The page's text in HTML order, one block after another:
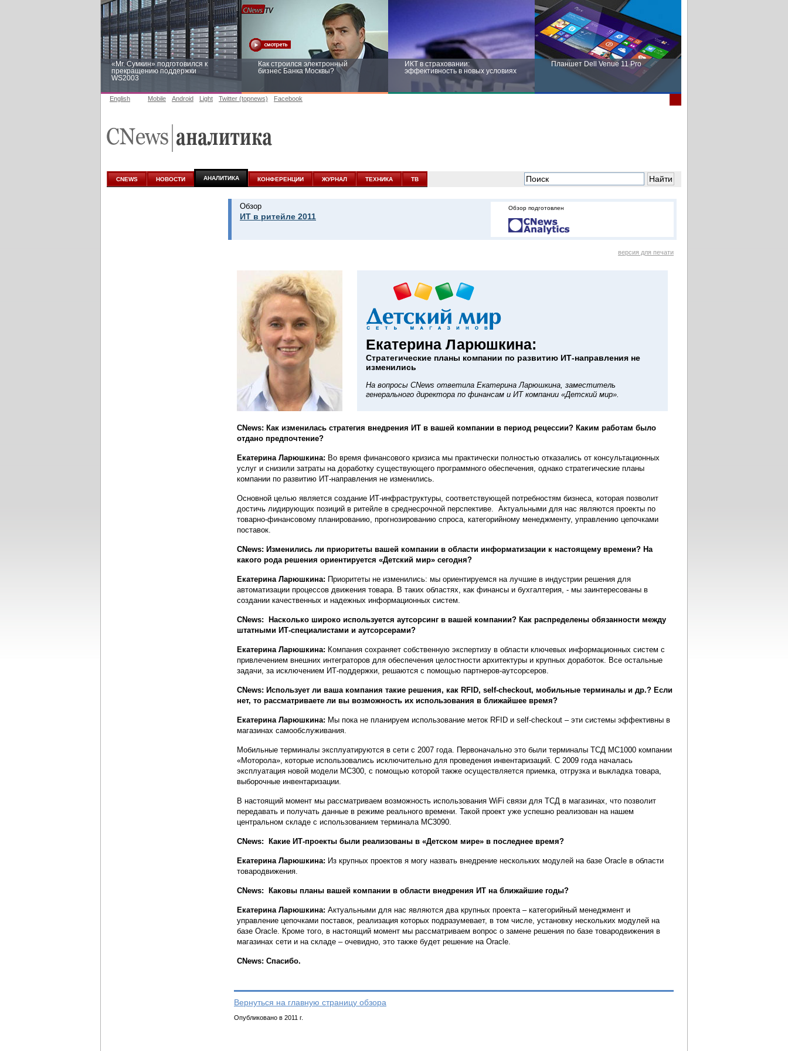
«Mr. Сумкин» подготовился к
прекращению поддержки
WS2003
Как строился электронный
бизнес Банка Москвы?
ИКТ в страховании:
эффективность в новых условиях
Планшет Dell Venue 11 Pro
аналитике
новых условиях
English Mobile Android Light Twitter (topnews) Facebook
CNEWS НОВОСТИ АНАЛИТИКА КОНФЕРЕНЦИИ ЖУРНАЛ ТЕХНИКА ТВ
Обзор
ИТ в ритейле 2011
Обзор подготовлен
версия для печати
Екатерина Ларюшкина:
Стратегические планы компании по развитию ИТ-направления не
изменились
На вопросы CNews ответила Екатерина Ларюшкина, заместитель
генерального директора по финансам и ИТ компании «Детский мир».
CNews: Как изменилась стратегия внедрения ИТ в вашей компании в период рецессии? Каким работам было
отдано предпочтение?
Екатерина Ларюшкина: Во время финансового кризиса мы практически полностью отказались от консультационных
услуг и снизили затраты на доработку существующего программного обеспечения, однако стратегические планы
компании по развитию ИТ-направления не изменились.
Основной целью является создание ИТ-инфраструктуры, соответствующей потребностям бизнеса, которая позволит
достичь лидирующих позиций в ритейле в среднесрочной перспективе. Актуальными для нас являются проекты по
товарно-финансовому планированию, прогнозированию спроса, категорийному менеджменту, управлению цепочками
поставок.
CNews: Изменились ли приоритеты вашей компании в области информатизации к настоящему времени? На
какого рода решения ориентируется «Детский мир» сегодня?
Екатерина Ларюшкина: Приоритеты не изменились: мы ориентируемся на лучшие в индустрии решения для
автоматизации процессов движения товара. В таких областях, как финансы и бухгалтерия, - мы заинтересованы в
создании качественных и надежных информационных систем.
CNews: Насколько широко используется аутсорсинг в вашей компании? Как распределены обязанности между
штатными ИТ-специалистами и аутсорсерами?
Екатерина Ларюшкина: Компания сохраняет собственную экспертизу в области ключевых информационных систем с
привлечением внешних интеграторов для обеспечения целостности архитектуры и крупных доработок. Все остальные
задачи, за исключением ИТ-поддержки, решаются с помощью партнеров-аутсорсеров.
CNews: Использует ли ваша компания такие решения, как RFID, self-checkout, мобильные терминалы и др.? Если
нет, то рассматриваете ли вы возможность их использования в ближайшее время?
Екатерина Ларюшкина: Мы пока не планируем использование меток RFID и self-checkout – эти системы эффективны в
магазинах самообслуживания.
Мобильные терминалы эксплуатируются в сети с 2007 года. Первоначально это были терминалы ТСД MC1000 компании
«Моторола», которые использовались исключительно для проведения инвентаризаций. С 2009 года началась
эксплуатация новой модели MC300, с помощью которой также осуществляется приемка, отгрузка и выкладка товара,
выборочные инвентаризации.
В настоящий момент мы рассматриваем возможность использования WiFi связи для ТСД в магазинах, что позволит
передавать и получать данные в режиме реального времени. Такой проект уже успешно реализован на нашем
центральном складе с использованием терминала МС3090.
CNews: Какие ИТ-проекты были реализованы в «Детском мире» в последнее время?
Екатерина Ларюшкина: Из крупных проектов я могу назвать внедрение нескольких модулей на базе Oracle в области
товародвижения.
CNews: Каковы планы вашей компании в области внедрения ИТ на ближайшие годы?
Екатерина Ларюшкина: Актуальными для нас являются два крупных проекта – категорийный менеджмент и
управление цепочками поставок, реализация которых подразумевает, в том числе, установку нескольких модулей на
базе Oracle. Кроме того, в настоящий момент мы рассматриваем вопрос о замене решения по базе товародвижения в
магазинах сети и на складе – очевидно, это также будет решение на Oracle.
CNews: Спасибо.
Вернуться на главную страницу обзора
Опубликовано в 2011 г.